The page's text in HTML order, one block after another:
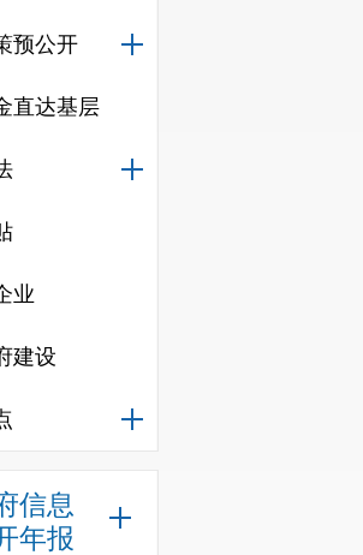
预公开
直达基层
业
建设
信息
年报